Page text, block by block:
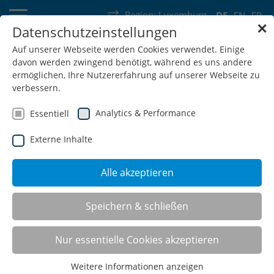
DE EN FR
Region: Luxemburg
Deutschland Schweiz Österreich Belgien Frankreich
Luxemburg Niederlande Wallonie
SHOP
Stahlrohr-Tischwagen
✕
Datenschutzeinstellungen
Auf unserer Webseite werden Cookies verwendet. Einige
davon werden zwingend benötigt, während es uns andere
ermöglichen, Ihre Nutzererfahrung auf unserer Webseite zu
verbessern.
Essentiell Analytics & Performance
Externe Inhalte
Alle akzeptieren
Speichern & schließen
Nur essentielle Cookies akzeptieren
Weitere Informationen anzeigen